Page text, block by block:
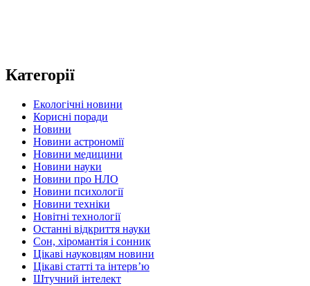
Категорії
Екологічні новини
Корисні поради
Новини
Новини астрономії
Новини медицини
Новини науки
Новини про НЛО
Новини психології
Новини техніки
Новітні технології
Останні відкриття науки
Сон, хіромантія і сонник
Цікаві науковцям новини
Цікаві статті та інтерв’ю
Штучний інтелект